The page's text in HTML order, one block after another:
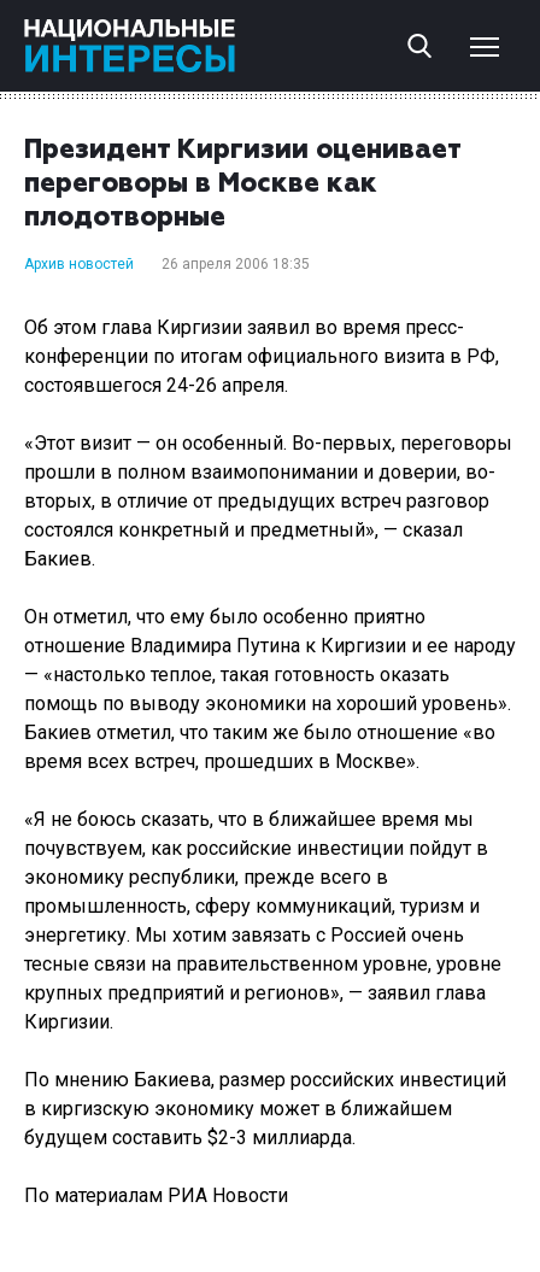
Президент Киргизии оценивает
переговоры в Москве как
плодотворные
Архив новостей 26 апреля 2006 18:35
Об этом глава Киргизии заявил во время пресс-
конференции по итогам официального визита в РФ,
состоявшегося 24-26 апреля.
«Этот визит — он особенный. Во-первых, переговоры
прошли в полном взаимопонимании и доверии, во-
вторых, в отличие от предыдущих встреч разговор
состоялся конкретный и предметный», — сказал
Бакиев.
Он отметил, что ему было особенно приятно
отношение Владимира Путина к Киргизии и ее народу
— «настолько теплое, такая готовность оказать
помощь по выводу экономики на хороший уровень».
Бакиев отметил, что таким же было отношение «во
время всех встреч, прошедших в Москве».
«Я не боюсь сказать, что в ближайшее время мы
почувствуем, как российские инвестиции пойдут в
экономику республики, прежде всего в
промышленность, сферу коммуникаций, туризм и
энергетику. Мы хотим завязать с Россией очень
тесные связи на правительственном уровне, уровне
крупных предприятий и регионов», — заявил глава
Киргизии.
По мнению Бакиева, размер российских инвестиций
в киргизскую экономику может в ближайшем
будущем составить $2-3 миллиарда.
По материалам РИА Новости